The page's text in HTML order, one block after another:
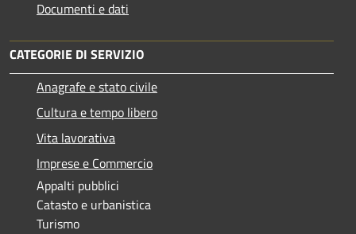
Documenti e dati
CATEGORIE DI SERVIZIO
Anagrafe e stato civile
Cultura e tempo libero
Vita lavorativa
Imprese e Commercio
Appalti pubblici
Catasto e urbanistica
Turismo